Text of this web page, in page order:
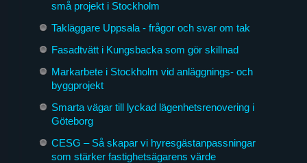
små projekt i Stockholm
Takläggare Uppsala - frågor och svar om tak
Fasadtvätt i Kungsbacka som gör skillnad
Markarbete i Stockholm vid anläggnings- och
byggprojekt
Smarta vägar till lyckad lägenhetsrenovering i
Göteborg
CESG – Så skapar vi hyresgästanpassningar
som stärker fastighetsägarens värde